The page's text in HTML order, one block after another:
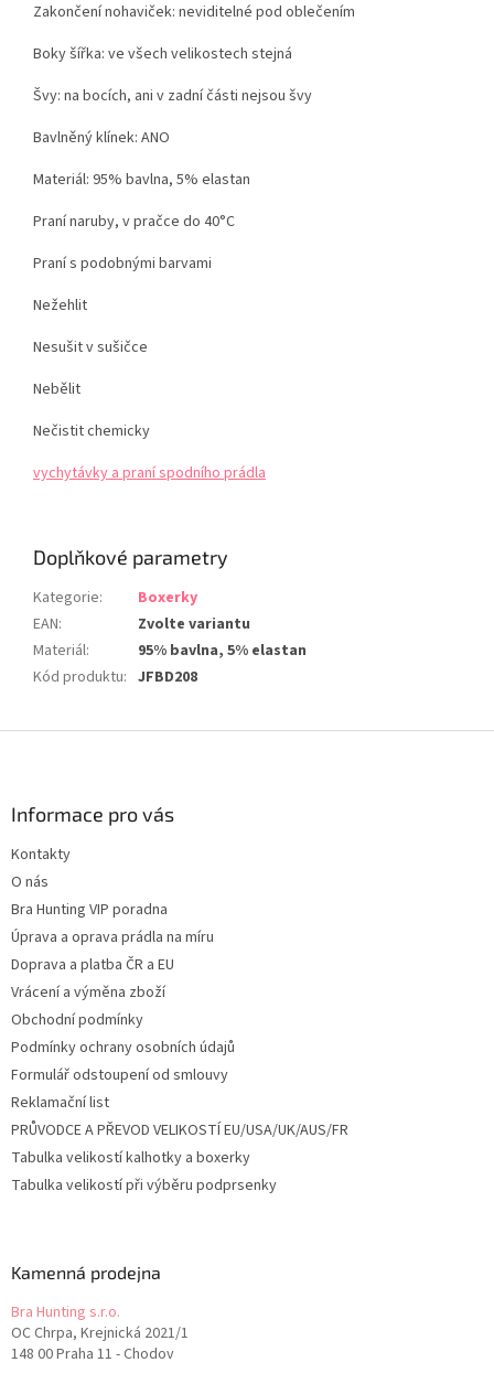
Zakončení nohaviček: neviditelné pod oblečením
Boky šířka: ve všech velikostech stejná
Švy: na bocích, ani v zadní části nejsou švy
Bavlněný klínek: ANO
Materiál: 95% bavlna, 5% elastan
Praní naruby, v pračce do 40°C
Praní s podobnými barvami
Nežehlit
Nesušit v sušičce
Nebělit
Nečistit chemicky
vychytávky a praní spodního prádla
Doplňkové parametry
Kategorie:
Boxerky
EAN:
Zvolte variantu
Materiál:
95% bavlna, 5% elastan
Kód produktu: JFBD208
Informace pro vás
Kontakty
O nás
Bra Hunting VIP poradna
Úprava a oprava prádla na míru
Doprava a platba ČR a EU
Vrácení a výměna zboží
Obchodní podmínky
Podmínky ochrany osobních údajů
Formulář odstoupení od smlouvy
Reklamační list
PRŮVODCE A PŘEVOD VELIKOSTÍ EU/USA/UK/AUS/FR
Tabulka velikostí kalhotky a boxerky
Tabulka velikostí při výběru podprsenky
Kamenná prodejna
Bra Hunting s.r.o.
OC Chrpa, Krejnická 2021/1
148 00 Praha 11 - Chodov